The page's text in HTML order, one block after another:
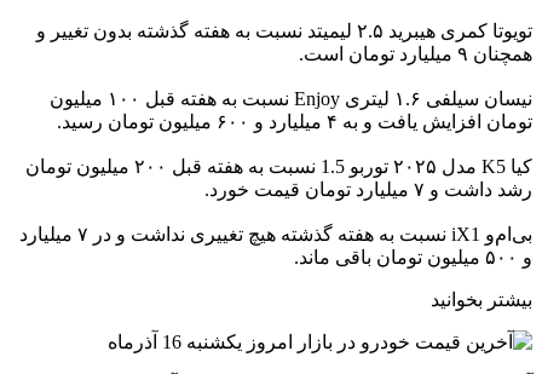
تویوتا کمری هیبرید ۲.۵ لیمیتد نسبت به هفته گذشته بدون تغییر و
همچنان ۹ میلیارد تومان است.
نیسان سیلفی ۱.۶ لیتری Enjoy نسبت به هفته قبل ۱۰۰ میلیون
تومان افزایش یافت و به ۴ میلیارد و ۶۰۰ میلیون تومان رسید.
کیا K5 مدل ۲۰۲۵ توربو 1.5 نسبت به هفته قبل ۲۰۰ میلیون تومان
رشد داشت و ۷ میلیارد تومان قیمت خورد.
بی‌ام‌و iX1 نسبت به هفته گذشته هیچ تغییری نداشت و در ۷ میلیارد
و ۵۰۰ میلیون تومان باقی ماند.
بیشتر بخوانید